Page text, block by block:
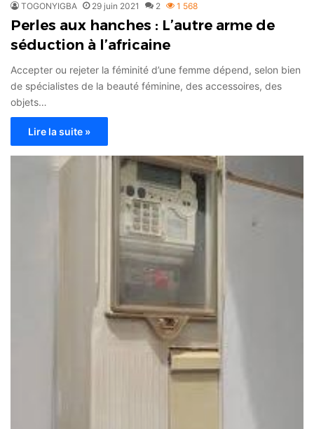
TOGONYIGBA 29 juin 2021 2 1 568
Perles aux hanches : L’autre arme de
séduction à l’africaine
Accepter ou rejeter la féminité d’une femme dépend, selon bien
de spécialistes de la beauté féminine, des accessoires, des
objets…
Lire la suite »